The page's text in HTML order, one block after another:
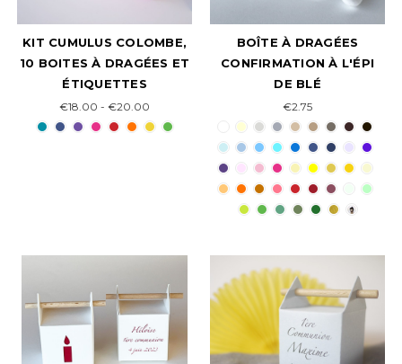
KIT CUMULUS COLOMBE,
10 BOITES À DRAGÉES ET
ÉTIQUETTES
€18.00 - €20.00
BOÎTE À DRAGÉES
CONFIRMATION À L'ÉPI
DE BLÉ
€2.75